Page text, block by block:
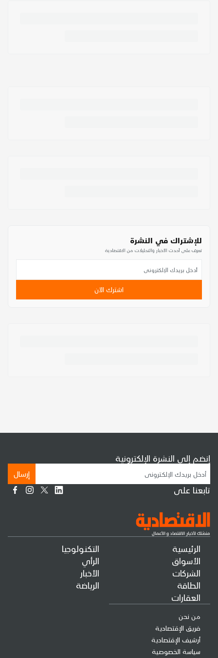
للإشتراك في النشرة
تعرف على أحدث الأخبار والتحليلات من الاقتصادية
اشترك الآن
الرئيسية
الأسواق
الشركات
الطاقة
العقارات
التكنولوجيا
الرأي
الأخبار
الرياضة
من نحن
فريق الإقتصادية
أرشيف الإقتصادية
سياسة الخصوصية
إنضم إلى النشرة الإلكترونية
إرسال
تابعنا على